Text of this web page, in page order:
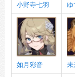
小野寺七羽 ゆ
如月彩音 未